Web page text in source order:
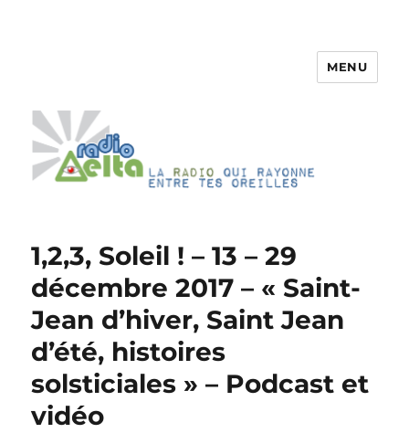
MENU
1,2,3, Soleil ! – 13 – 29
décembre 2017 – « Saint-
Jean d’hiver, Saint Jean
d’été, histoires
solsticiales » – Podcast et
vidéo